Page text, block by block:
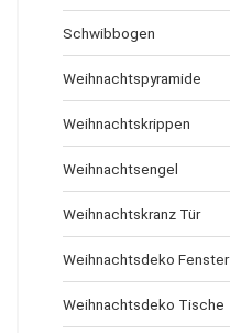
Schwibbogen
Weihnachtspyramide
Weihnachtskrippen
Weihnachtsengel
Weihnachtskranz Tür
Weihnachtsdeko Fenster
Weihnachtsdeko Tische